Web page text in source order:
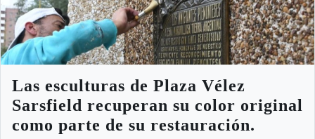
Las esculturas de Plaza Vélez
Sarsfield recuperan su color original
como parte de su restauración.